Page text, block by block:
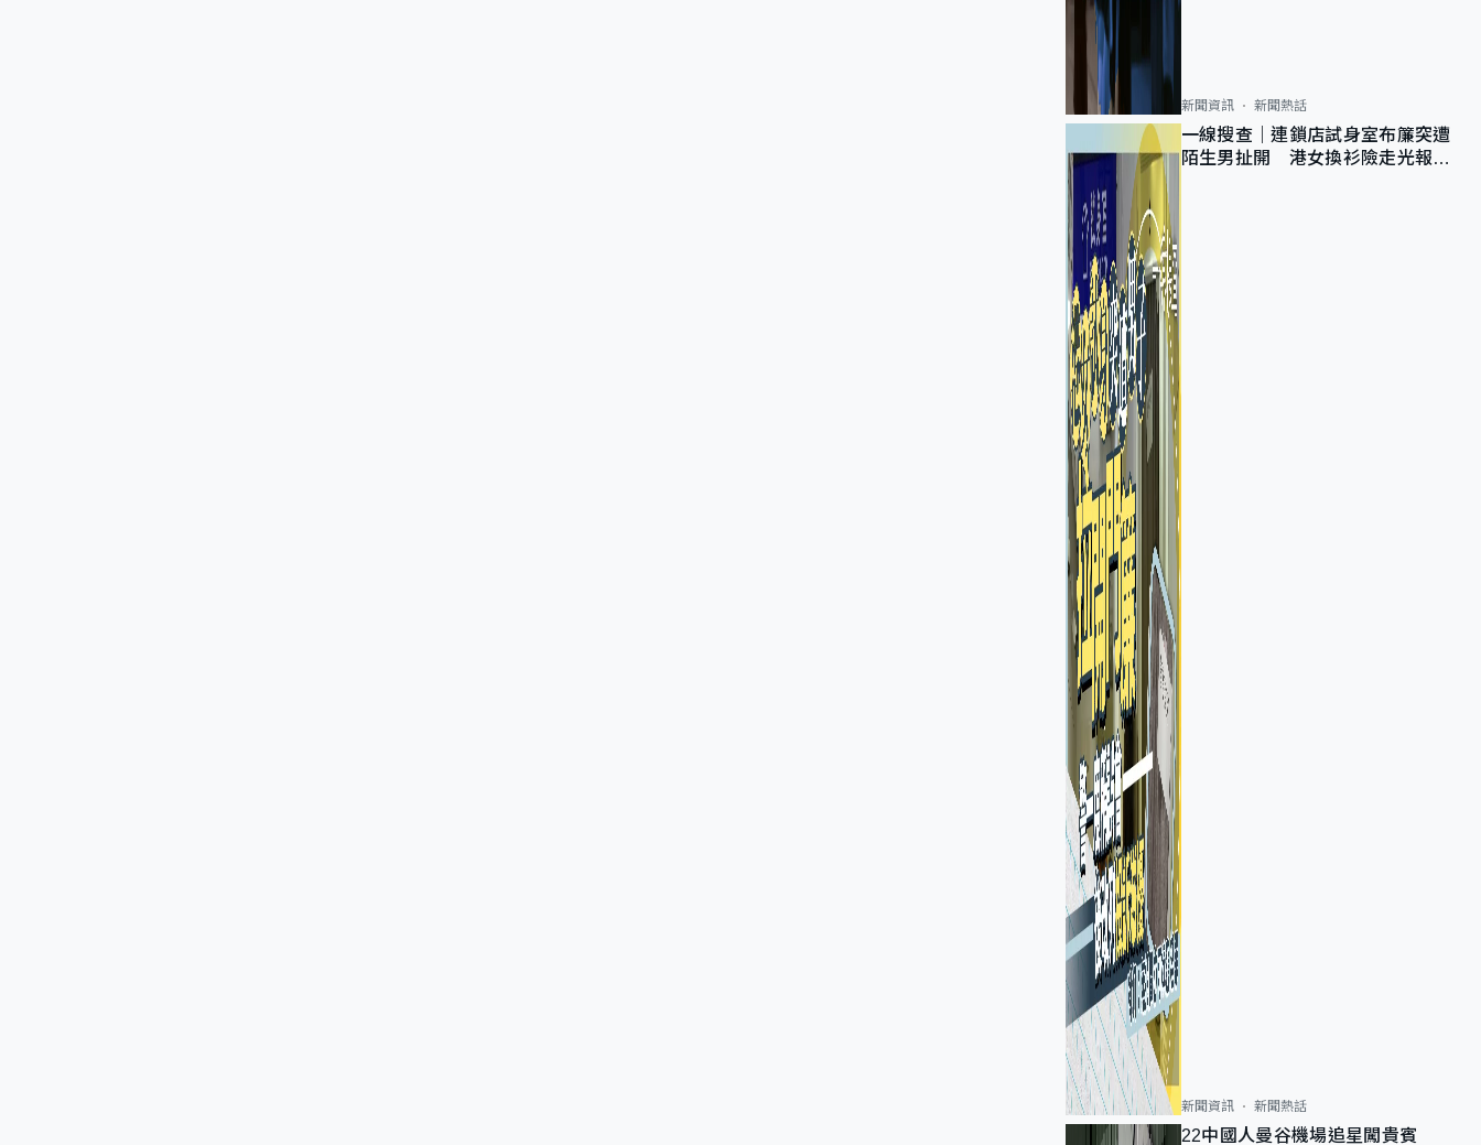
新聞資訊 新聞熱話
一線搜查｜連鎖店試身室布簾突遭
陌生男扯開 港女換衫險走光報
新聞資訊 新聞熱話
22中國人曼谷機場追星闖貴賓